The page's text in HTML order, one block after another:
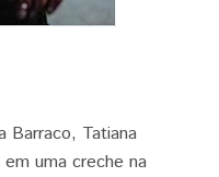
Barraco, Tatiana
uma creche na